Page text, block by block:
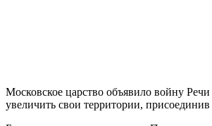
Московское царство объявило войну
увеличить свои территории,